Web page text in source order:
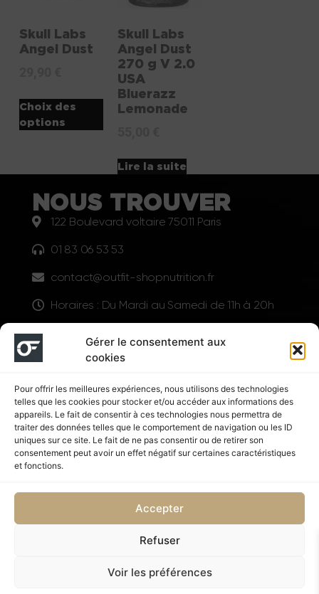
Gérer le consentement aux
cookies
Pour offrir les meilleures expériences, nous utilisons des technologies
telles que les cookies pour stocker et/ou accéder aux informations des
appareils. Le fait de consentir à ces technologies nous permettra de
traiter des données telles que le comportement de navigation ou les ID
uniques sur ce site. Le fait de ne pas consentir ou de retirer son
consentement peut avoir un effet négatif sur certaines caractéristiques
et fonctions.
Accepter
Refuser
Voir les préférences
Skull Labs
Angel Dust
Choix des
options
Skull Labs
Angel Dust
270 g V 2.0
USA
Bluerazz
Lemonade
Lire la suite
NOUS TROUVER
122 Boulevard voltaire 75011 Paris
01 83 06 53 53
contact@outfit-shopnutrition.fr
Horaires : Du Mardi au Samedi de 11h à 20h
LIENS UTILES
Suivez nous